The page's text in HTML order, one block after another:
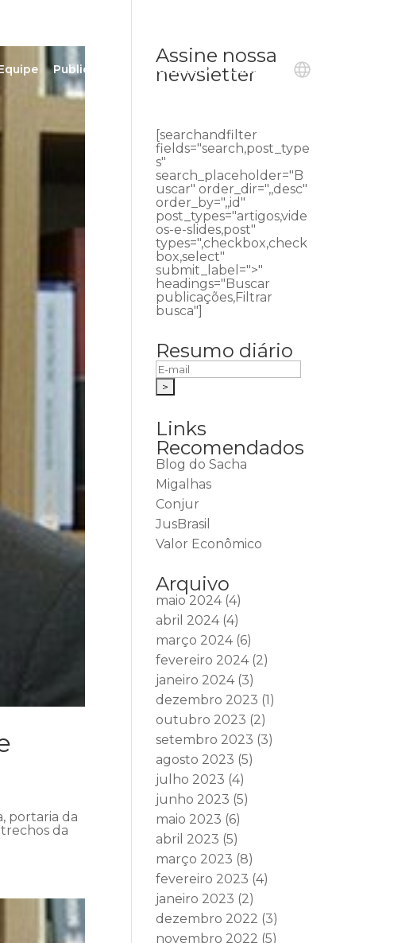
Publicações Ouvidoria Contato
portaria da
da
Assine nossa
newsletter
[searchandfilter
fields="search,post_type
s"
search_placeholder="B
uscar" order_dir=",,desc"
order_by=",,id"
post_types="artigos,vide
os-e-slides,post"
types=",checkbox,check
box,select"
submit_label=">"
headings="Buscar
publicações,Filtrar
busca"]
Resumo diário
Links
Recomendados
Blog do Sacha
Migalhas
Conjur
JusBrasil
Valor Econômico
Arquivo
maio 2024(4)
abril 2024(4)
março 2024(6)
fevereiro 2024(2)
janeiro 2024(3)
dezembro 2023 (1)
outubro 2023 (2)
setembro 2023 (3)
agosto 2023 (5)
julho 2023 (4)
junho 2023 (5)
maio 2023 (6)
abril 2023 (5)
março 2023 (8)
fevereiro 2023 (4)
janeiro 2023 (2)
dezembro 2022 (3)
novembro 2022 (5)